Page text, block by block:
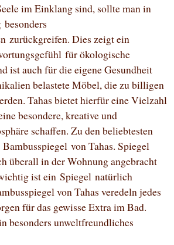
im Einklang sind, sollte man in
zurückgreifen. Dies zeigt ein
für ökologische
ist auch für die eigene Gesundheit
belastete Möbel, die zu billigen
Tahas bietet hierfür eine Vielzahl
besondere, kreative und
schaffen. Zu den beliebtesten
von Tahas. Spiegel
überall in der Wohnung angebracht
ist ein Spiegel natürlich
von Tahas veredeln jedes
für das gewisse Extra im Bad.
besonders unweltfreundliches